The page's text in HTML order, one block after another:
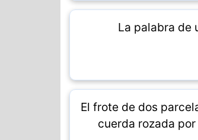
La palabra de
El frote de dos
cuerda rozada